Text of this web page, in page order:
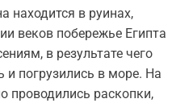
находится в руинах,
веков побережье Египта
в результате чего
погрузились в море. На
проводились раскопки,